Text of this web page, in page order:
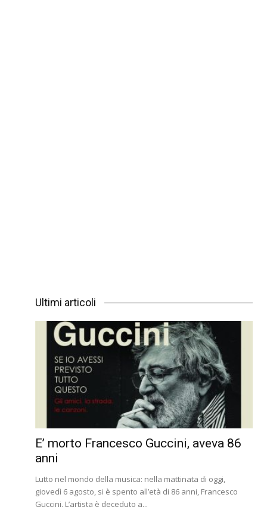
Ultimi articoli
E’ morto Francesco Guccini, aveva 86
anni
Lutto nel mondo della musica: nella mattinata di oggi,
giovedì 6 agosto, si è spento all’età di 86 anni, Francesco
Guccini. L’artista è deceduto a...